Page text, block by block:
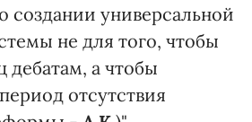
создании универсальной
не для того, чтобы
дебатам, а чтобы
отсутствия